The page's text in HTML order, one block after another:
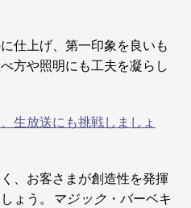
仕上げ、第一印象を良いも
方や照明にも工夫を凝らし
生放送にも挑戦しましょ
、お客さまが創造性を発揮
ょう。
マジック ・バーベキ